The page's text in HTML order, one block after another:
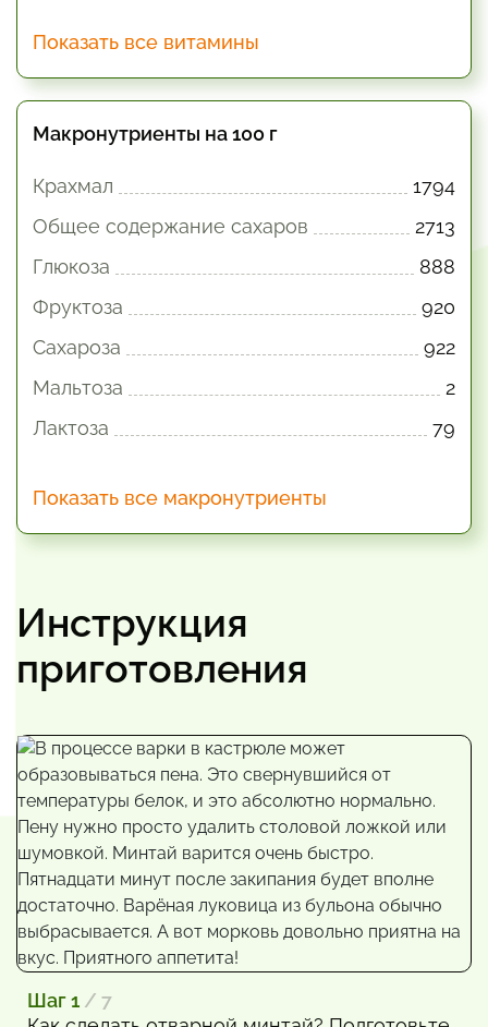
Показать все витамины
Макронутриенты на 100 г
Крахмал
1794
Общее содержание сахаров
2713
Глюкоза
888
Фруктоза
920
Сахароза
922
Мальтоза
2
Лактоза
79
Показать все макронутриенты
Инструкция
приготовления
Шаг 1 / 7